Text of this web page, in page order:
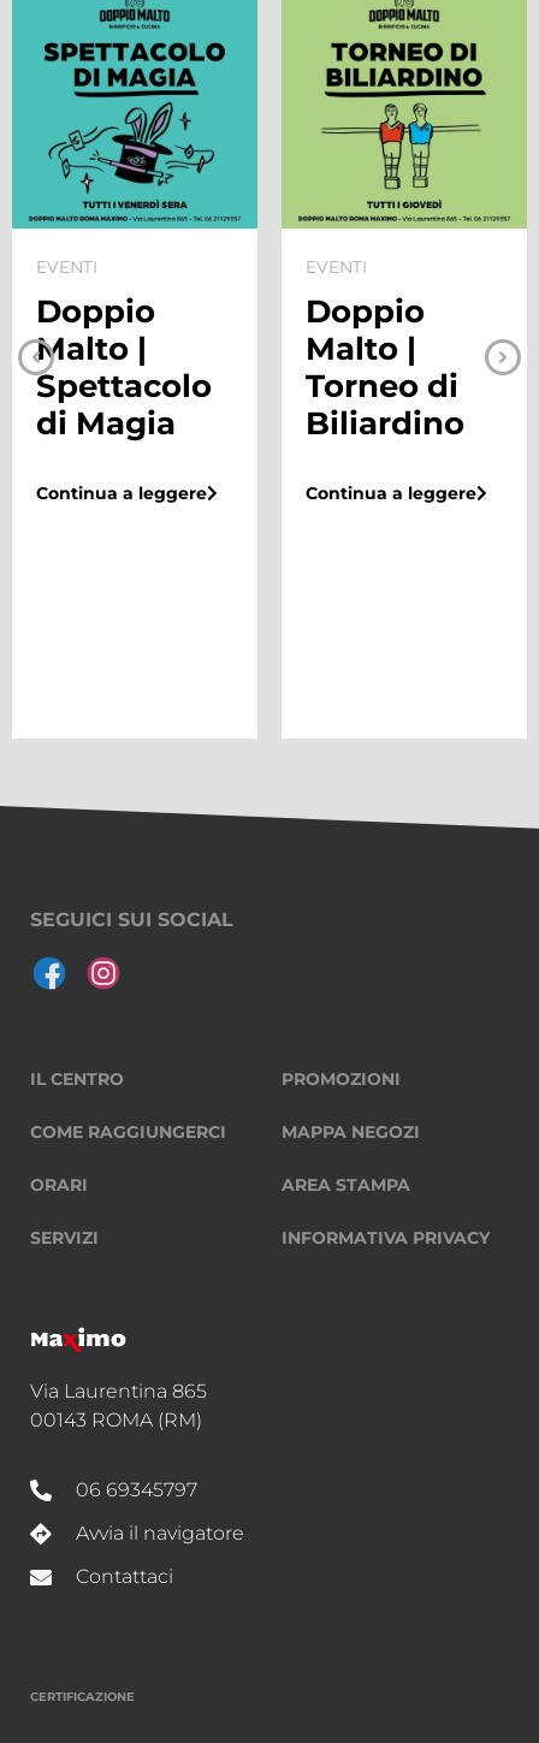
EVENTI
Doppio
Malto |
Spettacolo
di Magia
Continua a leggere
EVENTI
Doppio
Malto |
Torneo di
Biliardino
Continua a leggere
SEGUICI SUI SOCIAL
IL CENTRO
COME RAGGIUNGERCI
ORARI
SERVIZI
PROMOZIONI
MAPPA NEGOZI
AREA STAMPA
INFORMATIVA PRIVACY
Via Laurentina 865
00143 ROMA (RM)
06 69345797
Avvia il navigatore
Contattaci
CERTIFICAZIONE